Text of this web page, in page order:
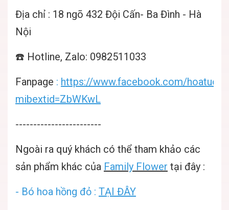
Địa chỉ : 18 ngõ 432 Đội Cấn- Ba Đình - Hà
Nội
☎️ Hotline, Zalo: 0982511033
Fanpage : https://www.facebook.com/
mibextid=ZbWKwL
------------------------
Ngoài ra quý khách có thể tham khảo các
sản phẩm khác của Family Flower tại đây :
- Bó hoa hồng đỏ : TẠI ĐÂY